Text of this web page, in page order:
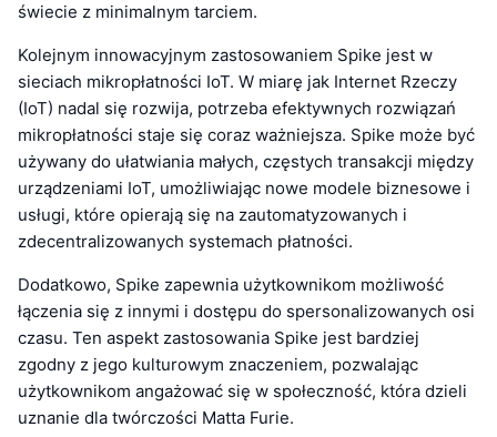
świecie z minimalnym tarciem.
Kolejnym innowacyjnym zastosowaniem Spike jest w
sieciach mikropłatności IoT. W miarę jak Internet Rzeczy
(IoT) nadal się rozwija, potrzeba efektywnych rozwiązań
mikropłatności staje się coraz ważniejsza. Spike może być
używany do ułatwiania małych, częstych transakcji między
urządzeniami IoT, umożliwiając nowe modele biznesowe i
usługi, które opierają się na zautomatyzowanych i
zdecentralizowanych systemach płatności.
Dodatkowo, Spike zapewnia użytkownikom możliwość
łączenia się z innymi i dostępu do spersonalizowanych osi
czasu. Ten aspekt zastosowania Spike jest bardziej
zgodny z jego kulturowym znaczeniem, pozwalając
użytkownikom angażować się w społeczność, która dzieli
uznanie dla twórczości Matta Furie.